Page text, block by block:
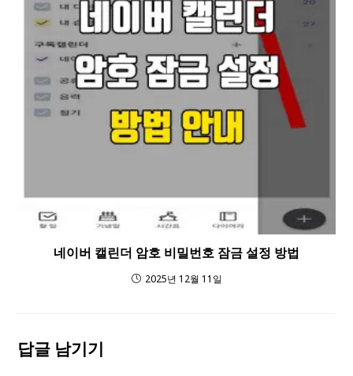
네이버 캘린더 암호 비밀번호 잠금 설정 방법
2025년 12월 11일
답글 남기기